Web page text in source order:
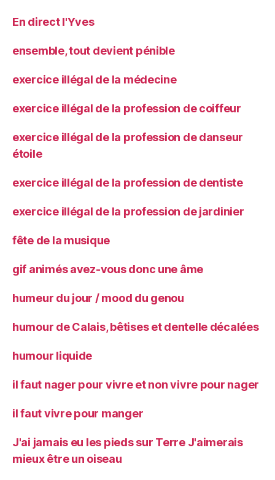
En direct l'Yves
ensemble, tout devient pénible
exercice illégal de la médecine
exercice illégal de la profession de coiffeur
exercice illégal de la profession de danseur
étoile
exercice illégal de la profession de dentiste
exercice illégal de la profession de jardinier
fête de la musique
gif animés avez-vous donc une âme
humeur du jour / mood du genou
humour de Calais, bêtises et dentelle décalées
humour liquide
il faut nager pour vivre et non vivre pour nager
il faut vivre pour manger
J'ai jamais eu les pieds sur Terre J'aimerais
mieux être un oiseau